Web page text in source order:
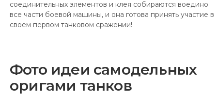
соединительных элементов и клея собираются воедино
все части боевой машины, и она готова принять участие в
своем первом танковом сражении!
Фото идеи самодельных
оригами танков